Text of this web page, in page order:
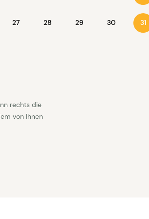
27 28 29 30 31
rechts die
von Ihnen